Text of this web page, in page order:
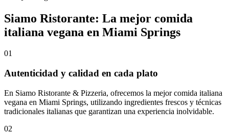
Siamo Ristorante: La mejor comida
italiana vegana en Miami Springs
01
Autenticidad y calidad en cada plato
En Siamo Ristorante & Pizzeria, ofrecemos la mejor comida italiana
vegana en Miami Springs, utilizando ingredientes frescos y técnicas
tradicionales italianas que garantizan una experiencia inolvidable.
02